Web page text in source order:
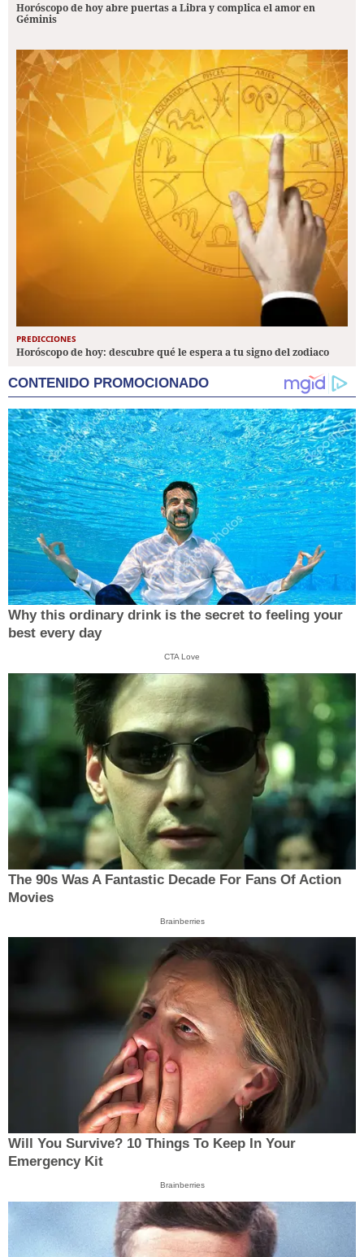
Horóscopo de hoy abre puertas a Libra y complica el amor en
Géminis
PREDICCIONES
Horóscopo de hoy: descubre qué le espera a tu signo del zodiaco
CONTENIDO PROMOCIONADO
Why this ordinary drink is the secret to feeling your
best every day
CTA Love
The 90s Was A Fantastic Decade For Fans Of Action
Movies
Brainberries
Will You Survive? 10 Things To Keep In Your
Emergency Kit
Brainberries